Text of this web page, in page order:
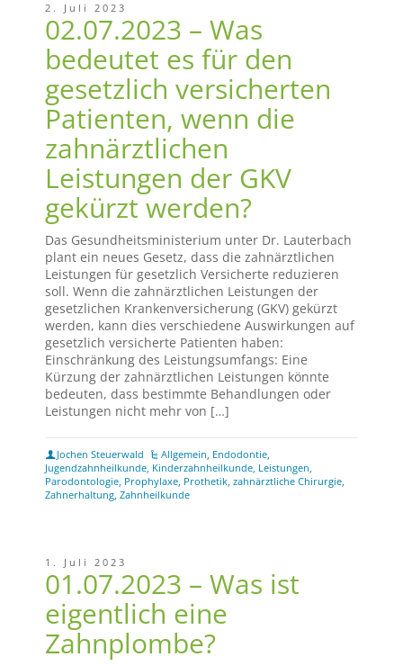
2. Juli 2023
02.07.2023 – Was
bedeutet es für den
gesetzlich versicherten
Patienten, wenn die
zahnärztlichen
Leistungen der GKV
gekürzt werden?
Das Gesundheitsministerium unter Dr. Lauterbach
plant ein neues Gesetz, dass die zahnärztlichen
Leistungen für gesetzlich Versicherte reduzieren
soll. Wenn die zahnärztlichen Leistungen der
gesetzlichen Krankenversicherung (GKV) gekürzt
werden, kann dies verschiedene Auswirkungen auf
gesetzlich versicherte Patienten haben:
Einschränkung des Leistungsumfangs: Eine
Kürzung der zahnärztlichen Leistungen könnte
bedeuten, dass bestimmte Behandlungen oder
Leistungen nicht mehr von […]
Jochen Steuerwald Allgemein, Endodontie,
Jugendzahnheilkunde, Kinderzahnheilkunde, Leistungen,
Parodontologie, Prophylaxe, Prothetik, zahnärztliche Chirurgie,
Zahnerhaltung, Zahnheilkunde
1. Juli 2023
01.07.2023 – Was ist
eigentlich eine
Zahnplombe?